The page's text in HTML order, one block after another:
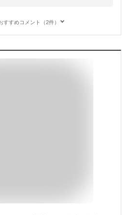
すすめコメント（2件）